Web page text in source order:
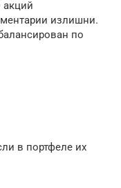
акций
излишни.
по
в портфеле их